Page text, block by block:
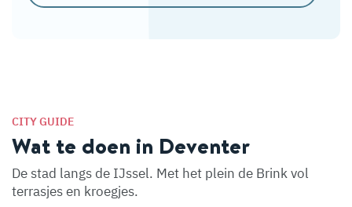
CITY GUIDE
Wat te doen in Deventer
De stad langs de IJssel. Met het plein de Brink vol
terrasjes en kroegjes.